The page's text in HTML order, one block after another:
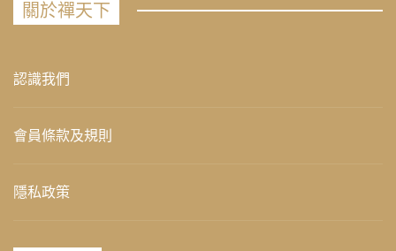
關於禪天下
認識我們
會員條款及規則
隱私政策